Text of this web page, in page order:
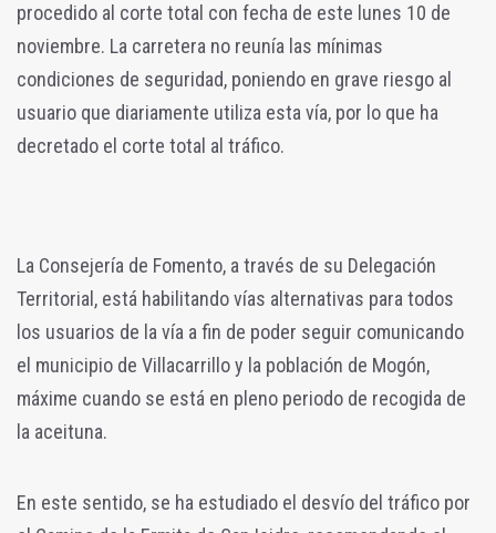
procedido al corte total con fecha de este lunes 10 de
noviembre. La carretera no reunía las mínimas
condiciones de seguridad, poniendo en grave riesgo al
usuario que diariamente utiliza esta vía, por lo que ha
decretado el corte total al tráfico.
La Consejería de Fomento, a través de su Delegación
Territorial, está habilitando vías alternativas para todos
los usuarios de la vía a fin de poder seguir comunicando
el municipio de Villacarrillo y la población de Mogón,
máxime cuando se está en pleno periodo de recogida de
la aceituna.
En este sentido, se ha estudiado el desvío del tráfico por